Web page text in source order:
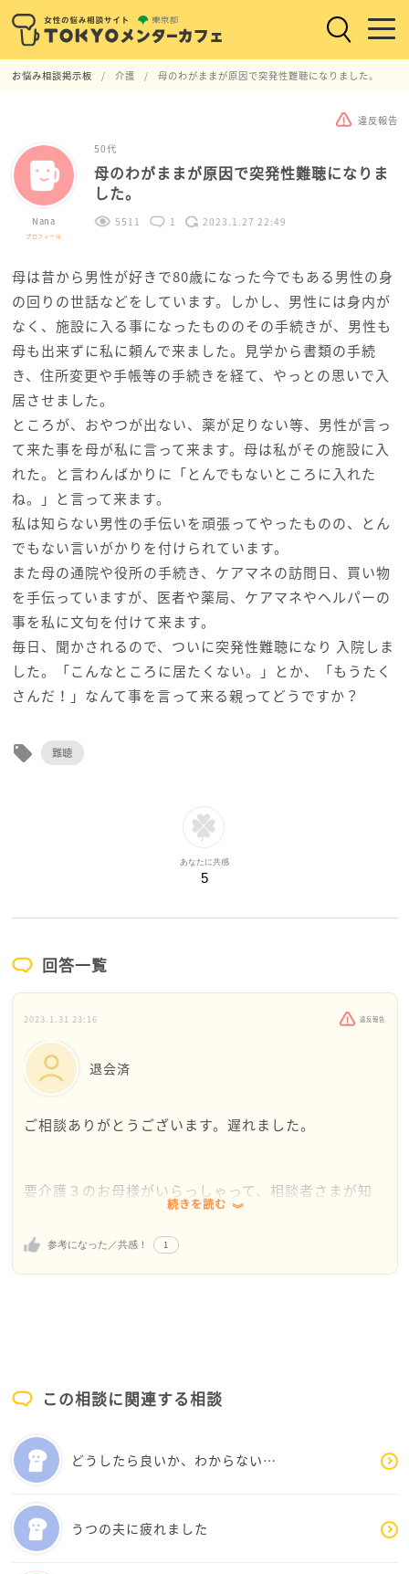
お悩み相談掲示板 介護 母のわがままが原因で突発性難聴になりました。
違反報告
Nana
プロフィール
50代
母のわがままが原因で突発性難聴になりま
した。
5511 1 2023.1.27 22:49
母は昔から男性が好きで80歳になった今でもある男性の身
の回りの世話などをしています。しかし、男性には身内が
なく、施設に入る事になったもののその手続きが、男性も
母も出来ずに私に頼んで来ました。見学から書類の手続
き、住所変更や手帳等の手続きを経て、やっとの思いで入
居させました。
ところが、おやつが出ない、薬が足りない等、男性が言っ
て来た事を母が私に言って来ます。母は私がその施設に入
れた。と言わんばかりに「とんでもないところに入れた
ね。」と言って来ます。
私は知らない男性の手伝いを頑張ってやったものの、とん
でもない言いがかりを付けられています。
また母の通院や役所の手続き、ケアマネの訪問日、買い物
を手伝っていますが、医者や薬局、ケアマネやヘルパーの
事を私に文句を付けて来ます。
毎日、聞かされるので、ついに突発性難聴になり 入院しま
した。「こんなところに居たくない。」とか、「もうたく
さんだ！」なんて事を言って来る親ってどうですか？
local_offer 難聴
あなたに共感
5
回答一覧
2023.1.31 23:16 違反報告
退会済
ご相談ありがとうございます。遅れました。
要介護３のお母様がいらっしゃって、相談者さまが知
らない男性のお世話やお母様のお世話をしているの
に、本意でないことを言われてしまい、体（耳）を壊
されたということですよね。
本来であれば距離を取られたいのかな、とお見受けし
そういう場合は、心もち、考え方、聞き流し方など、
専門の方にアドバイスもらえたら、幾分、負担が軽く
続きを読む
参考になった／共感！ 1
この相談に関連する相談
どうしたら良いか、わからない…
うつの夫に疲れました